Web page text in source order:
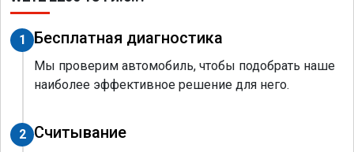
1 Бесплатная диагностика
Мы проверим автомобиль, чтобы подобрать наше
наиболее эффективное решение для него.
2 Считывание